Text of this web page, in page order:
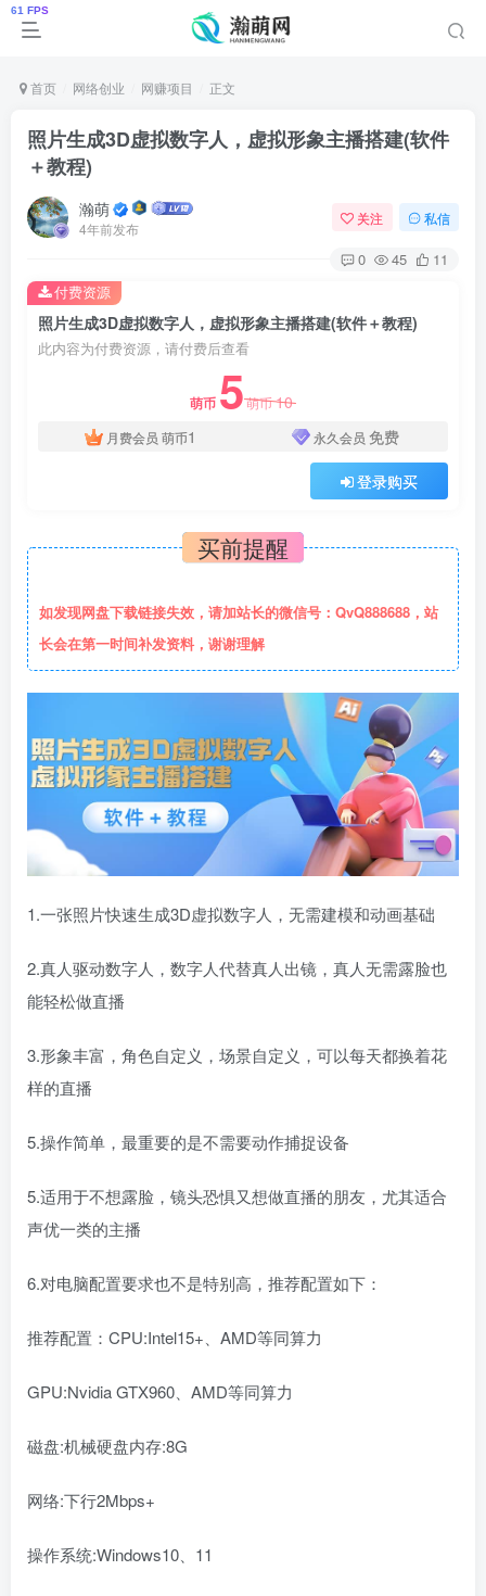
首页 网络创业 网赚项目 正文
照片生成3D虚拟数字人，虚拟形象主播搭建(软件
＋教程)
瀚萌
4年前发布
关注 私信
0 45 11
照片生成3D虚拟数字人，虚拟形象主播搭建(软件＋教程)
此内容为付费资源，请付费后查看
萌币 5萌币10
月费会员 萌币1 永久会员 免费
登录购买
付费资源
买前提醒
如发现网盘下载链接失效，请加站长的微信号：QvQ888688，站
长会在第一时间补发资料，谢谢理解
1.一张照片快速生成3D虚拟数字人，无需建模和动画基础
2.真人驱动数字人，数字人代替真人出镜，真人无需露脸也
能轻松做直播
3.形象丰富，角色自定义，场景自定义，可以每天都换着花
样的直播
5.操作简单，最重要的是不需要动作捕捉设备
5.适用于不想露脸，镜头恐惧又想做直播的朋友，尤其适合
声优一类的主播
6.对电脑配置要求也不是特别高，推荐配置如下：
推荐配置：CPU:Intel15+、AMD等同算力
GPU:Nvidia GTX960、AMD等同算力
磁盘:机械硬盘内存:8G
网络:下行2Mbps+
操作系统:Windows10、11